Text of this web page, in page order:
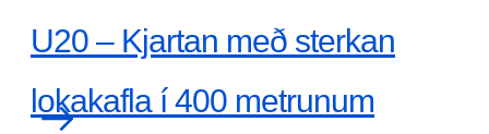
U20 – Kjartan með sterkan
lokakafla í 400 metrunum